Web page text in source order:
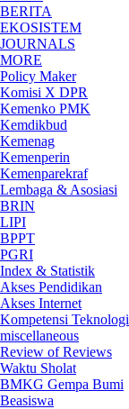
BERITA
EKOSISTEM
JOURNALS
MORE
Policy Maker
Komisi X DPR
Kemenko PMK
Kemdikbud
Kemenag
Kemenperin
Kemenparekraf
Lembaga & Asosiasi
BRIN
LIPI
BPPT
PGRI
Index & Statistik
Akses Pendidikan
Akses Internet
Kompetensi Teknologi
miscellaneous
Review of Reviews
Waktu Sholat
BMKG Gempa Bumi
Beasiswa